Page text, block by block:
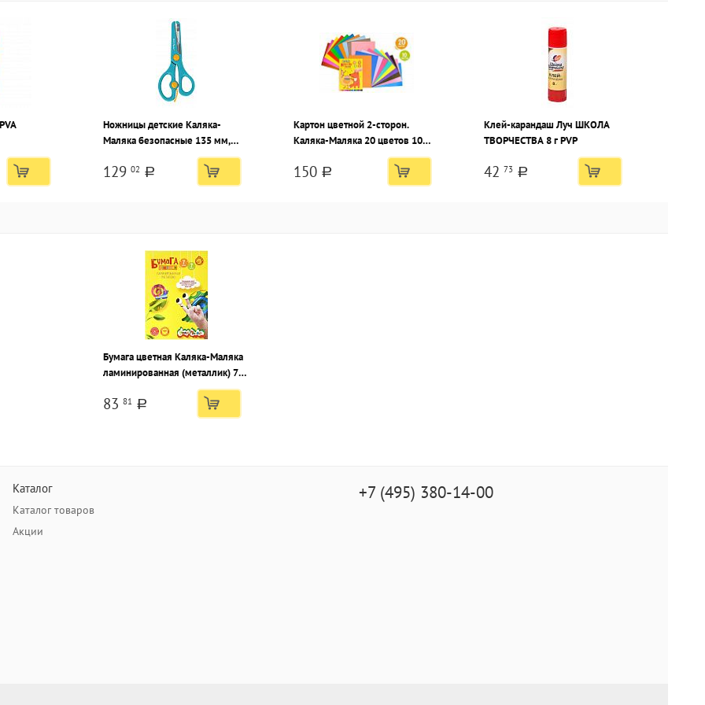
Ножницы детские Каляка-
Маляка безопасные 135 мм,
эргономичные ручки
пластиковые бирюзовые с
129 02 a
Картон цветной 2-сторон.
Каляка-Маляка 20 цветов 10
листов, мелованный, А4-
(200х280 мм) 190 г/м2
150 a
Клей-карандаш Луч ШКОЛА
ТВОРЧЕСТВА 8 г PVP
42 73 a
Бумага цветная Каляка-Маляка
ламинированная (металлик) 7
листов, 7 цветов, A4 (194*285) в
папке
83 81 a
Каталог
Каталог товаров
Акции
+7 (495) 380-14-00